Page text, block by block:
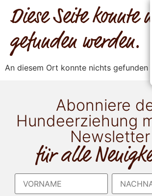
Diese Seite konnte
gefunden werden.
An diesem Ort konnte nichts gefunden
Abonniere
Hundeerziehung
Newsletter
für alle